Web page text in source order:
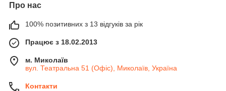
Про нас
100% позитивних з 13 відгуків за рік
Працює з 18.02.2013
м. Миколаїв
вул. Театральна 51 (Офіс), Миколаїв, Україна
Контакти